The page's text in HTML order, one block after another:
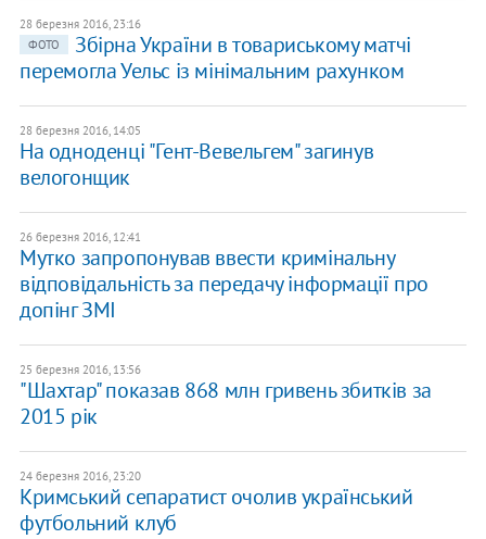
28 березня 2016, 23:16
ФОТО
Збірна України в товариському матчі
перемогла Уельс із мінімальним рахунком
28 березня 2016, 14:05
На одноденці "Гент-Вевельгем" загинув
велогонщик
26 березня 2016, 12:41
Мутко запропонував ввести кримінальну
відповідальність за передачу інформації про
допінг ЗМІ
25 березня 2016, 13:56
"Шахтар" показав 868 млн гривень збитків за
2015 рік
24 березня 2016, 23:20
Кримський сепаратист очолив український
футбольний клуб